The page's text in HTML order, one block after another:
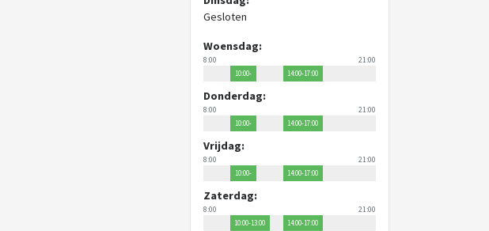
Gesloten
Woensdag:
8:00 21:00
10:00-
14:00-17:00
Donderdag:
8:00 21:00
14:00-17:00
10:00-
Vrijdag:
8:00 21:00
10:00-
14:00-17:00
Zaterdag:
8:00 21:00
10:00-13:00 14:00-17:00